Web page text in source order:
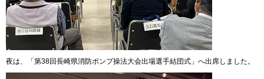
夜は、「第38回長崎県消防ポンプ操法大会出場選手結団式」へ出席しました。